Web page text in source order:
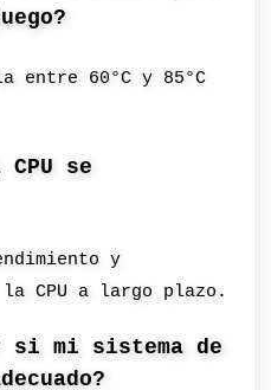
entre 60°C y 85°C
se
y
CPU a largo plazo.
si mi sistema de